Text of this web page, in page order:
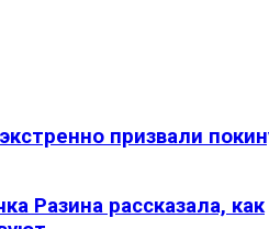
призвали
Разина рассказала, как